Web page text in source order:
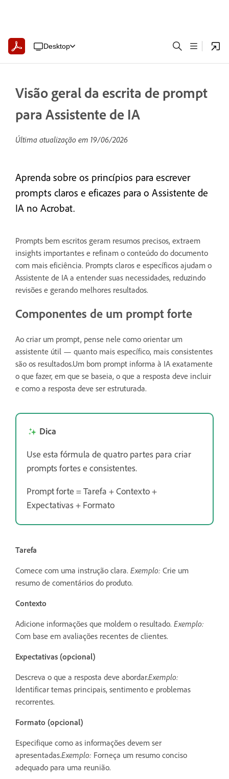
Desktop
Visão geral da escrita de prompt
para Assistente de IA
Última atualização em 19/06/2026
Aprenda sobre os princípios para escrever
prompts claros e eficazes para o Assistente de
IA no Acrobat.
Prompts bem escritos geram resumos precisos, extraem
insights importantes e refinam o conteúdo do documento
com mais eficiência. Prompts claros e específicos ajudam o
Assistente de IA a entender suas necessidades, reduzindo
revisões e gerando melhores resultados.
Componentes de um prompt forte
Ao criar um prompt, pense nele como orientar um
assistente útil — quanto mais específico, mais consistentes
são os resultados.Um bom prompt informa à IA exatamente
o que fazer, em que se baseia, o que a resposta deve incluir
e como a resposta deve ser estruturada.
Dica
Use esta fórmula de quatro partes para criar
prompts fortes e consistentes.
Prompt forte = Tarefa + Contexto +
Expectativas + Formato
Tarefa
Comece com uma instrução clara. Exemplo: Crie um
resumo de comentários do produto.
Contexto
Adicione informações que moldem o resultado. Exemplo:
Com base em avaliações recentes de clientes.
Expectativas (opcional)
Descreva o que a resposta deve abordar.Exemplo:
Identificar temas principais, sentimento e problemas
recorrentes.
Formato (opcional)
Especifique como as informações devem ser
apresentadas.Exemplo: Forneça um resumo conciso
adequado para uma reunião.